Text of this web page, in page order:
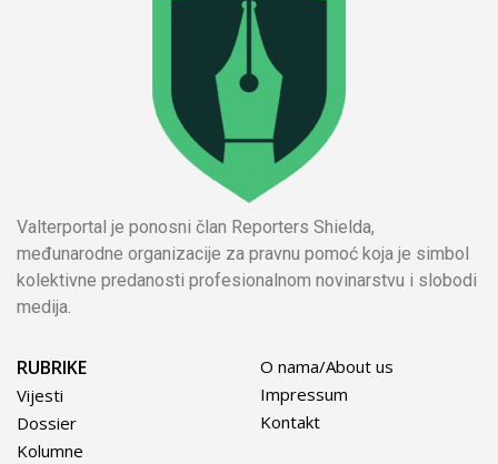
Valterportal je ponosni član Reporters Shielda,
međunarodne organizacije za pravnu pomoć koja je simbol
kolektivne predanosti profesionalnom novinarstvu i slobodi
medija.
RUBRIKE
Vijesti
Dossier
Kolumne
O nama/About us
Impressum
Kontakt